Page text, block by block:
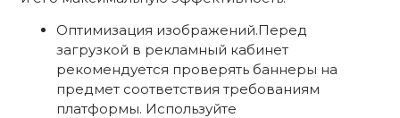
Оптимизация изображений.Перед
загрузкой в рекламный кабинет
рекомендуется проверять баннеры на
предмет соответствия требованиям
платформы. Используйте